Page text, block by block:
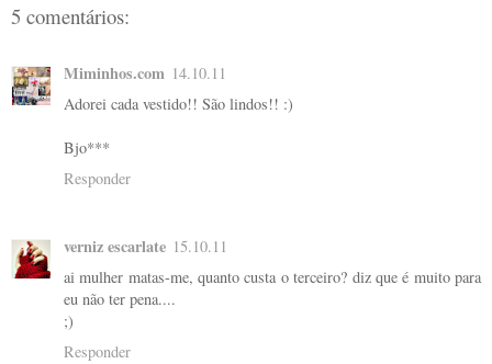
5 comentários:
Miminhos.com 14.10.11
Adorei cada vestido!! São lindos!! :)
Bjo***
Responder
verniz escarlate 15.10.11
ai mulher matas-me, quanto custa o terceiro? diz que é muito para
eu não ter pena....
;)
Responder